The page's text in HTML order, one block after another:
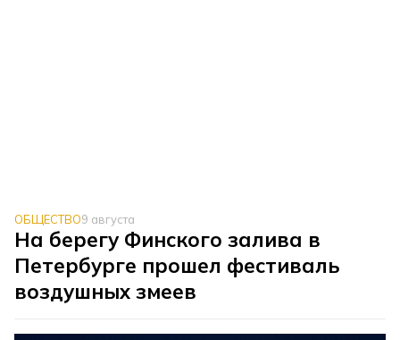
ОБЩЕСТВО9 августа
На берегу Финского залива в
Петербурге прошел фестиваль
воздушных змеев